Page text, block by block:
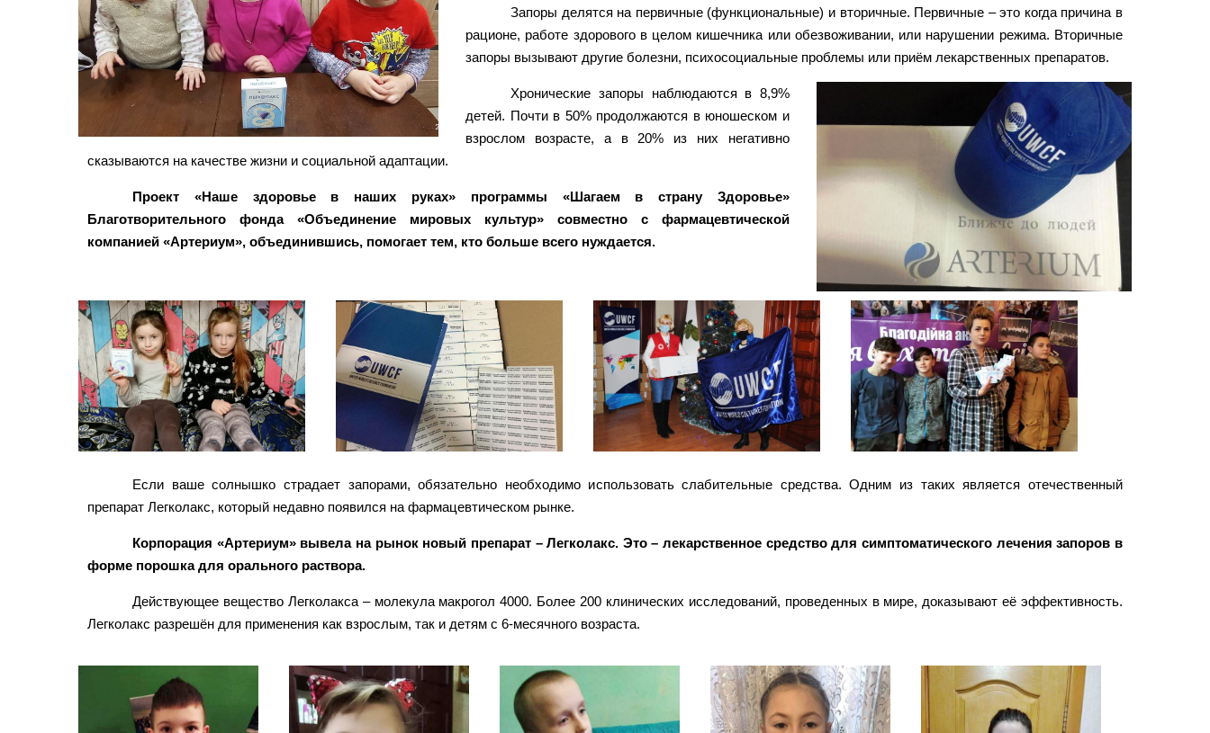
Запоры делятся на первичные (функциональные) и вторичные. Первичные – это когда причина в
рационе, работе здорового в целом кишечника или обезвоживании, или нарушении режима. Вторичные
запоры вызывают другие болезни, психосоциальные проблемы или приём лекарственных препаратов.
Хронические запоры наблюдаются в 8,9%
детей. Почти в 50% продолжаются в юношеском и
взрослом возрасте, а в 20% из них негативно
сказываются на качестве жизни и социальной адаптации.
Проект «Наше здоровье в наших руках» программы «Шагаем в страну Здоровье»
Благотворительного фонда «Объединение мировых культур» совместно с фармацевтической
компанией «Артериум», объединившись, помогает тем, кто больше всего нуждается.
Если ваше солнышко страдает запорами, обязательно необходимо использовать слабительные средства. Одним из таких является отечественный
препарат Легколакс, который недавно появился на фармацевтическом рынке.
Корпорация «Артериум» вывела на рынок новый препарат – Легколакс. Это – лекарственное средство для симптоматического лечения запоров в
форме порошка для орального раствора.
Действующее вещество Легколакса – молекула макрогол 4000. Более 200 клинических исследований, проведенных в мире, доказывают её эффективность.
Легколакс разрешён для применения как взрослым, так и детям с 6-месячного возраста.